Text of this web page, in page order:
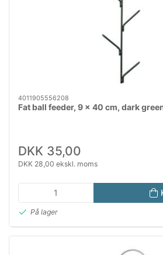
4011905556208
Fat ball feeder, 9 × 40 cm, dark
DKK 35,00
DKK 28,00 ekskl. moms
På lager